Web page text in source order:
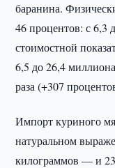
баранина.
46 процентов: с 6,3
стоимостной
6,5 до 26,4
раза (+307
Импорт куриного
натуральном
килограммов — и